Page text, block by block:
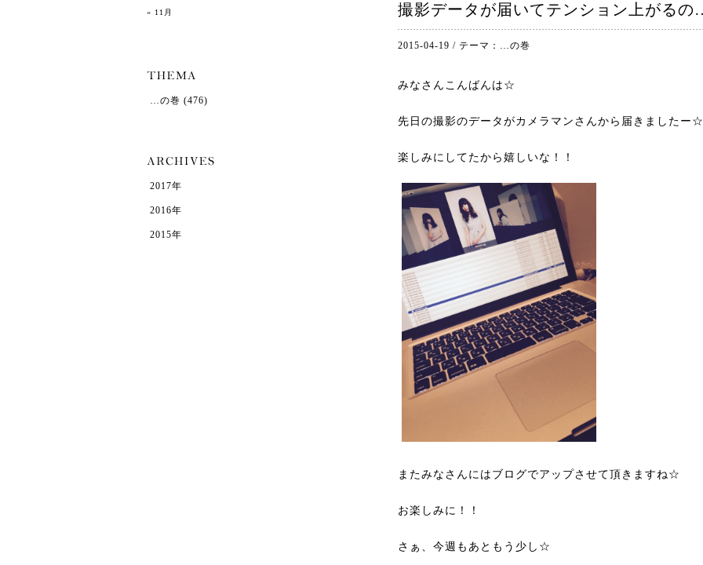
撮影データが届いてテンション上がる
2015-04-19 / テーマ： …の巻
みなさんこんばんは☆
先日の撮影のデータがカメラマンさんから届きましたー☆
楽しみにしてたから嬉しいな！！
またみなさんにはブログでアップさせて頂きますね☆
お楽しみに！！
さぁ、今週もあともう少し☆
« 11月
…の巻 (476)
2017年
2016年
2015年